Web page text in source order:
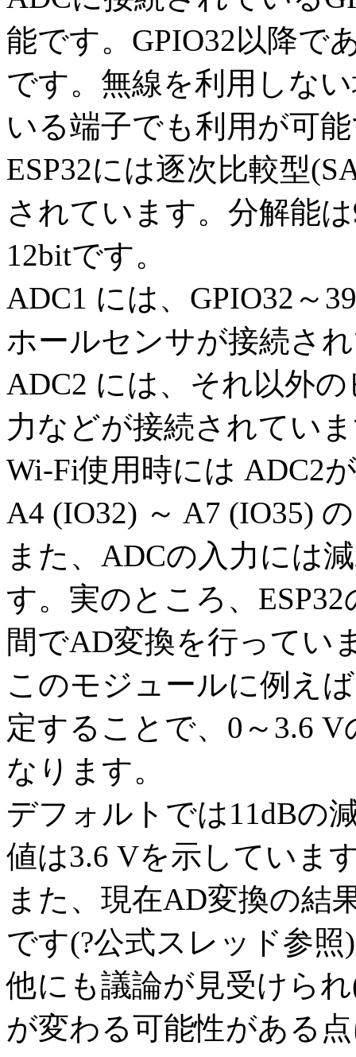
能です。GPIO32以降で
です。無線を利用しな
いる端子でも利用が可
ESP32には逐次比較型
されています。分解能
12bitです。
ADC1 には、GPIO32～
ホールセンサが接続さ
ADC2 には、それ以外の
力などが接続されてい
Wi-Fi使用時には ADC2
A4 (IO32) ～ A7 (IO35)
また、ADCの入力には
す。実のところ、
間でAD変換を行ってい
このモジュールに例え
定することで、0～3.6
なります。
デフォルトでは11dBの
値は3.6 Vを示していま
また、現在AD変換の結
です(?公式スレッド参照
他にも議論が見受けら
が変わる可能性がある